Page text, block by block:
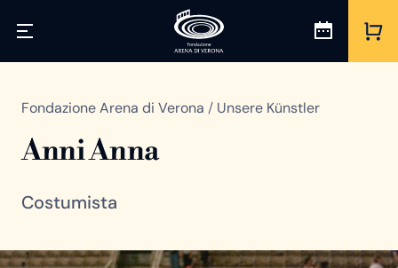
Fondazione Arena di Verona / Unsere Künstler
Anni Anna
Costumista